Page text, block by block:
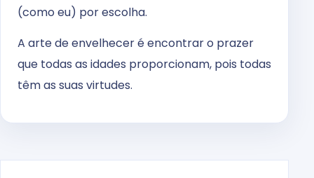
(como eu) por escolha.
A arte de envelhecer é encontrar o prazer
que todas as idades proporcionam, pois todas
têm as suas virtudes.